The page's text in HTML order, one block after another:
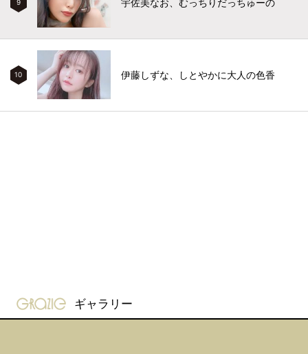
9 宇佐美なお、むっちりだっちゅーの
10 伊藤しずな、しとやかに大人の色香
gravure-grazie
ギャラリー